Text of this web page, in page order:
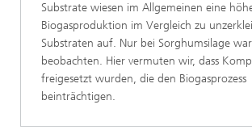
Substrate wiesen im Allgemeinen eine
Biogasproduktion im Vergleich zu
Substraten auf. Nur bei Sorghumsilage
beobachten. Hier vermuten wir, dass
freigesetzt wurden, die den Biogasprozess
beinträchtigen.